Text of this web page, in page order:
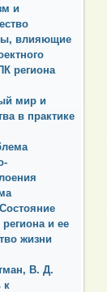
и
влияющие
региона
мир и
в практике
и ее
жизни
В. Д.
к